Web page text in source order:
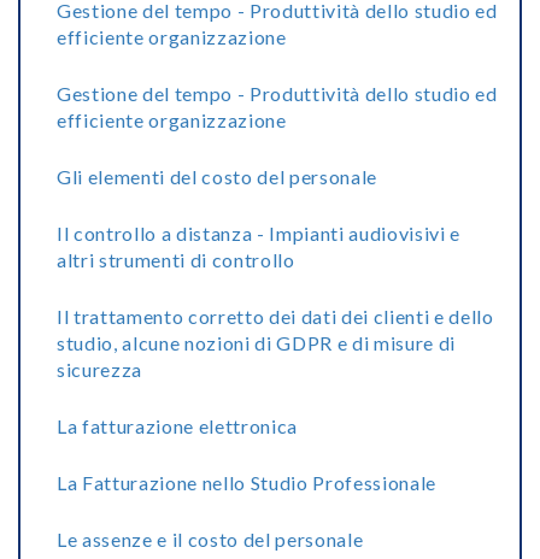
Gestione del tempo - Produttività dello studio ed
efficiente organizzazione
Gestione del tempo - Produttività dello studio ed
efficiente organizzazione
Gli elementi del costo del personale
Il controllo a distanza - Impianti audiovisivi e
altri strumenti di controllo
Il trattamento corretto dei dati dei clienti e dello
studio, alcune nozioni di GDPR e di misure di
sicurezza
La fatturazione elettronica
La Fatturazione nello Studio Professionale
Le assenze e il costo del personale